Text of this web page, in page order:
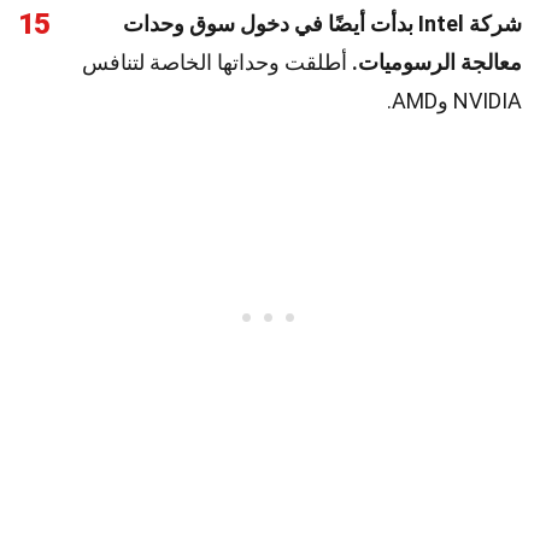
15
شركة Intel بدأت أيضًا في دخول سوق وحدات
معالجة الرسوميات. أطلقت وحداتها الخاصة لتنافس
NVIDIA وAMD.